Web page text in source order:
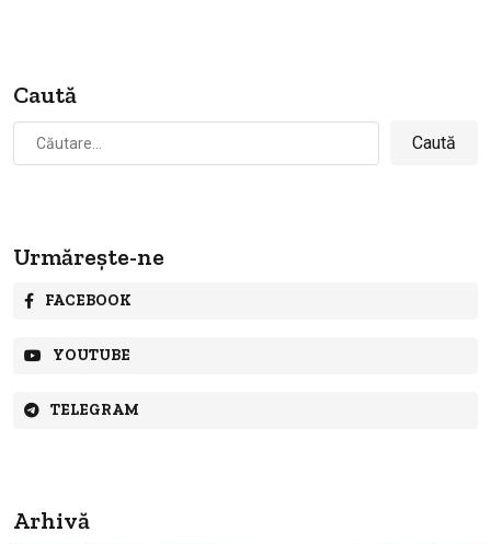
Caută
Caută
după:
Urmărește-ne
FACEBOOK
YOUTUBE
TELEGRAM
Arhivă